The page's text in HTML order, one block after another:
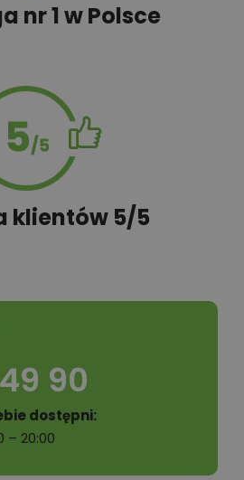
nr 1 w Polsce
klientów 5/5
90
dostępni:
– 20:00